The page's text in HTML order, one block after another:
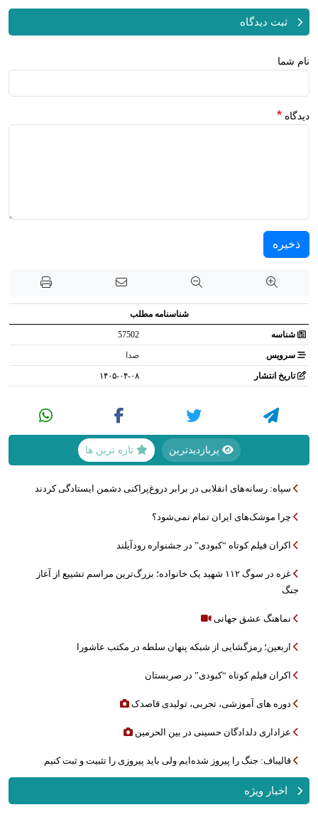
ثبت دیدگاه
نام شما
دیدگاه
ذخیره
شناسنامه مطلب
شناسه 57502
سرویس صدا
تاریخ انتشار ۱۴۰۵-۰۴-۰۸
پربازدیدترین تازه ترین ها
سپاه: رسانه‌های انقلابی در برابر دروغ‌پراکنی دشمن ایستادگی کردند
چرا موشک‌های ایران تمام نمی‌شود؟
اکران فیلم کوتاه “کبودی” در جشنواره رودآیلند
غزه در سوگ ۱۱۲ شهید یک خانواده؛ بزرگ‌ترین مراسم تشییع از آغاز
جنگ
نماهنگ عشق جهانی
اربعین؛ رمزگشایی از شبکه پنهان سلطه در مکتب عاشورا
اکران فیلم کوتاه “کبودی” در صربستان
دوره های آموزشی، تجربی، تولیدی قاصدک
عزاداری دلدادگان حسینی در بین الحرمین
قالیباف: جنگ را پیروز شده‌ایم ولی باید پیروزی را تثبیت و ثبت کنیم
اخبار ویژه